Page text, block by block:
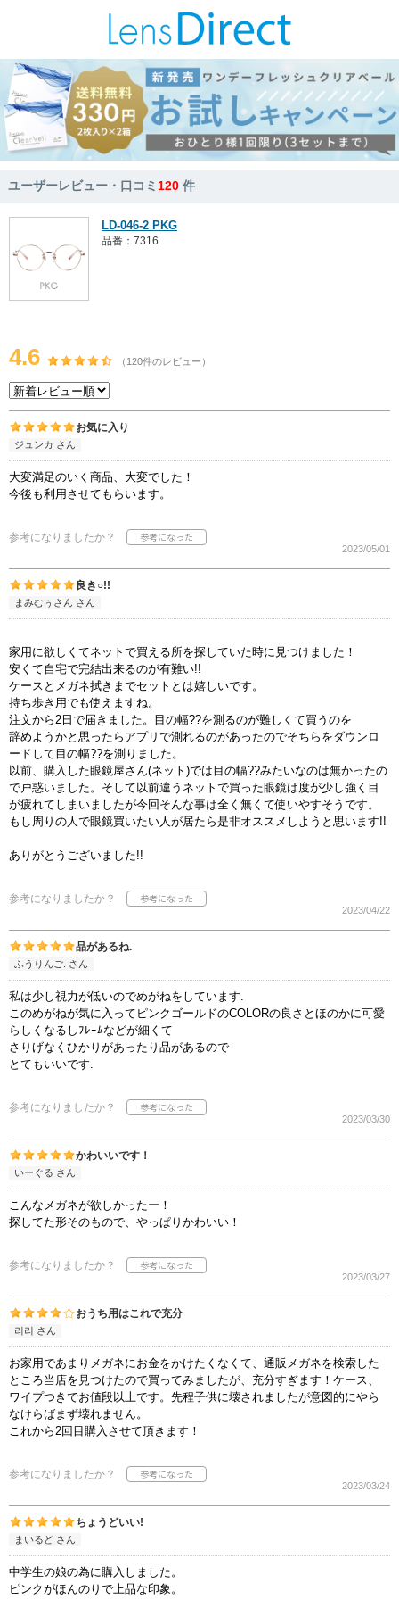
ユーザーレビュー・口コミ120 件
LD-046-2 PKG
品番：7316
4.6 （120件のレビュー）
お気に入り
ジュンカ さん
大変満足のいく商品、大変でした！
今後も利用させてもらいます。
参考になりましたか？
2023/05/01
良き○!!
まみむぅさん さん
家用に欲しくてネットで買える所を探していた時に見つけました！
安くて自宅で完結出来るのが有難い!!
ケースとメガネ拭きまでセットとは嬉しいです。
持ち歩き用でも使えますね。
注文から2日で届きました。目の幅??を測るのが難しくて買うのを
辞めようかと思ったらアプリで測れるのがあったのでそちらをダウンロ
ードして目の幅??を測りました。
以前、購入した眼鏡屋さん(ネット)では目の幅??みたいなのは無かったの
で戸惑いました。そして以前違うネットで買った眼鏡は度が少し強く目
が疲れてしまいましたが今回そんな事は全く無くて使いやすそうです。
もし周りの人で眼鏡買いたい人が居たら是非オススメしようと思います!!
ありがとうございました!!
参考になりましたか？
2023/04/22
品があるね.
ふうりんご. さん
私は少し視力が低いのでめがねをしています.
このめがねが気に入ってピンクゴールドのCOLORの良さとほのかに可愛
らしくなるしﾌﾚｰﾑなどが細くて
さりげなくひかりがあったり品があるので
とてもいいです.
参考になりましたか？
2023/03/30
かわいいです！
いーぐる さん
こんなメガネが欲しかったー！
探してた形そのもので、やっぱりかわいい！
参考になりましたか？
2023/03/27
おうち用はこれで充分
리리 さん
お家用であまりメガネにお金をかけたくなくて、通販メガネを検索した
ところ当店を見つけたので買ってみましたが、充分すぎます！ケース、
ワイプつきでお値段以上です。先程子供に壊されましたが意図的にやら
なけらばまず壊れません。
これから2回目購入させて頂きます！
参考になりましたか？
2023/03/24
ちょうどいい!
まいるど さん
中学生の娘の為に購入しました。
ピンクがほんのりで上品な印象。